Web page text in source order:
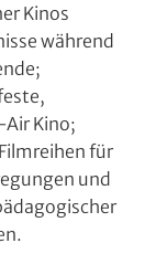
Kinos
während
Kino;
für
und